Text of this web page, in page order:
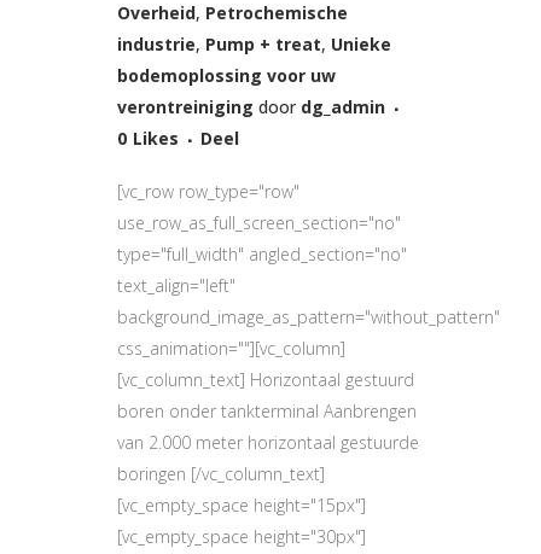
Overheid, Petrochemische
industrie, Pump + treat, Unieke
bodemoplossing voor uw
verontreiniging door dg_admin
0 Likes Deel
[vc_row row_type="row"
use_row_as_full_screen_section="no"
type="full_width" angled_section="no"
text_align="left"
background_image_as_pattern="without_pattern"
css_animation=""][vc_column]
[vc_column_text] Horizontaal gestuurd
boren onder tankterminal Aanbrengen
van 2.000 meter horizontaal gestuurde
boringen [/vc_column_text]
[vc_empty_space height="15px"]
[vc_empty_space height="30px"]